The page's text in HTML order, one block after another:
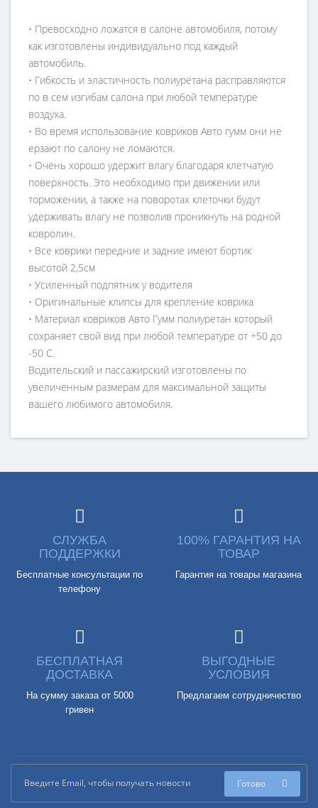
• Превосходно ложатся в салоне автомобиля, потому
как изготовлены индивидуально под каждый
автомобиль.
• Гибкость и эластичность полиуретана расправляются
по в сем изгибам салона при любой температуре
воздуха.
• Во время использование ковриков Авто гумм они не
ерзают по салону не ломаются.
• Очень хорошо удержит влагу благодаря клетчатую
поверхность. Это необходимо при движении или
торможении, а также на поворотах клеточки будут
удерживать влагу не позволив проникнуть на родной
ковролин.
• Все коврики передние и задние имеют бортик
высотой 2,5см
• Усиленный подпятник у водителя
• Оригинальные клипсы для крепление коврика
• Материал ковриков Авто Гумм полиуретан который
сохраняет свой вид при любой температуре от +50 до
-50 С.
Водительский и пассажирский изготовлены по
увеличенным размерам для максимальной защиты
вашего любимого автомобиля.
СЛУЖБА
ПОДДЕРЖКИ
Бесплатные консультации по
телефону
100% ГАРАНТИЯ НА
ТОВАР
Гарантия на товары магазина
БЕСПЛАТНАЯ
ДОСТАВКА
На сумму заказа от 5000
гривен
ВЫГОДНЫЕ
УСЛОВИЯ
Предлагаем сотрудничество
Готово